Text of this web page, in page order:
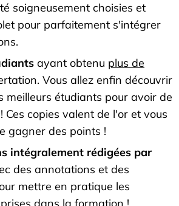
soigneusement choisies et
pour parfaitement s'intégrer
ayant obtenu plus de
Vous allez enfin découvrir
meilleurs étudiants pour avoir de
Ces copies valent de l'or et vous
gagner des points !
intégralement rédigées par
des annotations et des
mettre en pratique les